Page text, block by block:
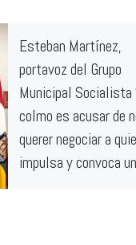
Esteban Martínez,
portavoz del Grupo
Municipal Socialista
colmo es acusar de
querer negociar a
impulsa y convoca